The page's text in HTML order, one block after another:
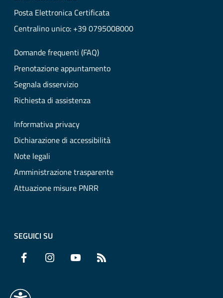
Posta Elettronica Certificata
Centralino unico: +39 0795008000
Domande frequenti (FAQ)
Prenotazione appuntamento
Segnala disservizio
Richiesta di assistenza
Informativa privacy
Dichiarazione di accessibilità
Note legali
Amministrazione trasparente
Attuazione misure PNRR
SEGUICI SU
Facebook Instagram YouTube